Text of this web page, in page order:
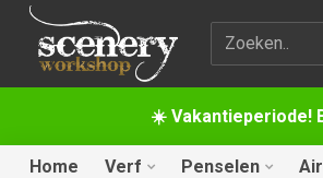
☀️ Vakantieperiode!
Zoekterm
Home Verf Penselen